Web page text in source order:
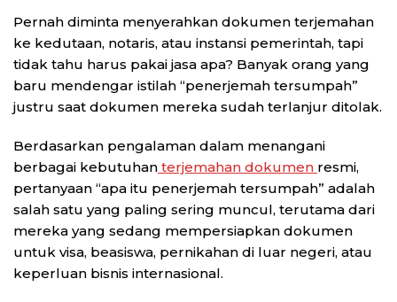
Pernah diminta menyerahkan dokumen terjemahan
ke kedutaan, notaris, atau instansi pemerintah, tapi
tidak tahu harus pakai jasa apa? Banyak orang yang
baru mendengar istilah “penerjemah tersumpah”
justru saat dokumen mereka sudah terlanjur ditolak.
Berdasarkan pengalaman dalam menangani
berbagai kebutuhan terjemahan dokumen resmi,
pertanyaan “apa itu penerjemah tersumpah” adalah
salah satu yang paling sering muncul, terutama dari
mereka yang sedang mempersiapkan dokumen
untuk visa, beasiswa, pernikahan di luar negeri, atau
keperluan bisnis internasional.